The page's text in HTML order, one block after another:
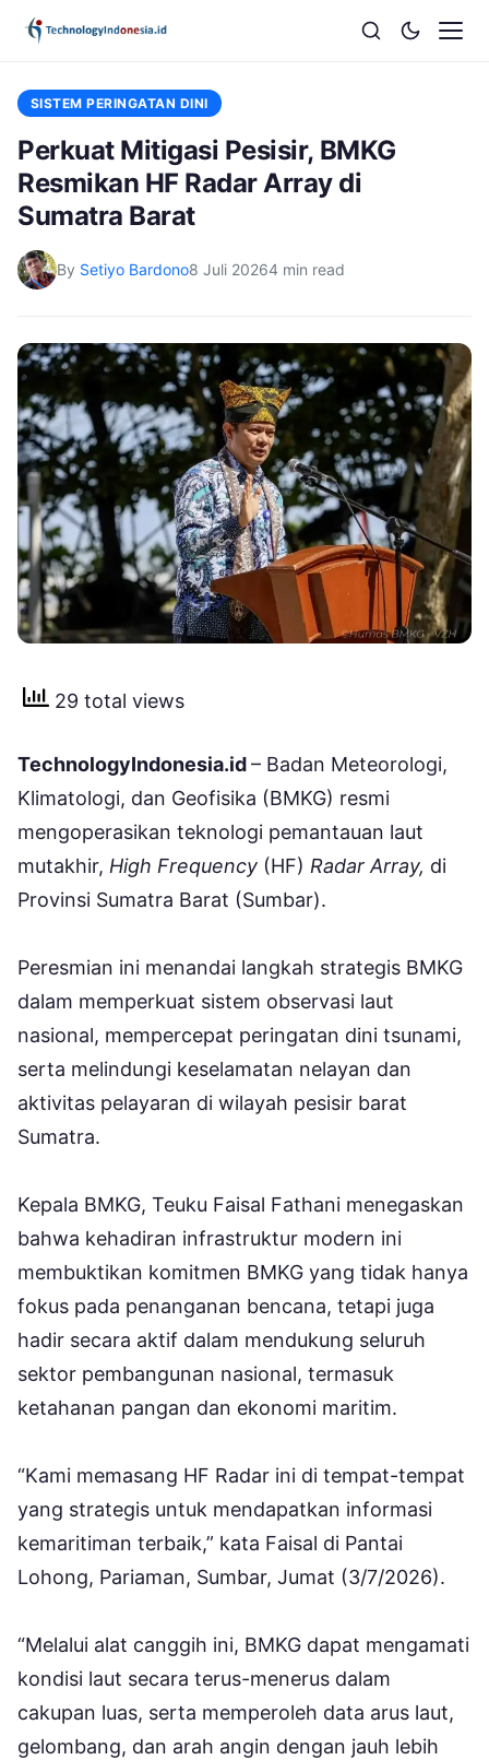
SISTEM PERINGATAN DINI
Perkuat Mitigasi Pesisir, BMKG
Resmikan HF Radar Array di
Sumatra Barat
By Setiyo Bardono8 Juli 20264 min read
29 total views
TechnologyIndonesia.id– Badan Meteorologi,
Klimatologi, dan Geofisika (BMKG) resmi
mengoperasikan teknologi pemantauan laut
mutakhir, High Frequency (HF) Radar Array, di
Provinsi Sumatra Barat (Sumbar).
Peresmian ini menandai langkah strategis BMKG
dalam memperkuat sistem observasi laut
nasional, mempercepat peringatan dini tsunami,
serta melindungi keselamatan nelayan dan
aktivitas pelayaran di wilayah pesisir barat
Sumatra.
Kepala BMKG, Teuku Faisal Fathani menegaskan
bahwa kehadiran infrastruktur modern ini
membuktikan komitmen BMKG yang tidak hanya
fokus pada penanganan bencana, tetapi juga
hadir secara aktif dalam mendukung seluruh
sektor pembangunan nasional, termasuk
ketahanan pangan dan ekonomi maritim.
“Kami memasang HF Radar ini di tempat-tempat
yang strategis untuk mendapatkan informasi
kemaritiman terbaik,” kata Faisal di Pantai
Lohong, Pariaman, Sumbar, Jumat (3/7/2026).
“Melalui alat canggih ini, BMKG dapat mengamati
kondisi laut secara terus-menerus dalam
cakupan luas, serta memperoleh data arus laut,
gelombang, dan arah angin dengan jauh lebih